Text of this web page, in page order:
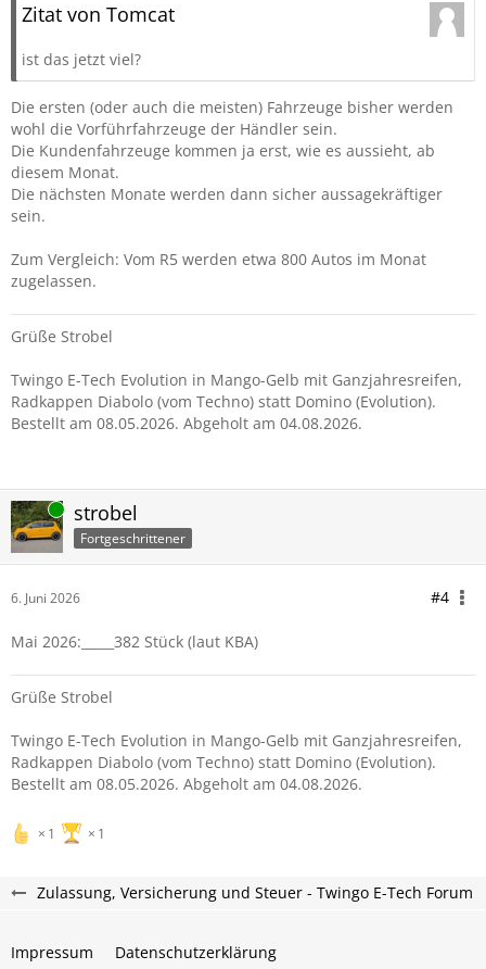
Zitat von Tomcat
ist das jetzt viel?
Die ersten (oder auch die meisten) Fahrzeuge bisher werden
wohl die Vorführfahrzeuge der Händler sein.
Die Kundenfahrzeuge kommen ja erst, wie es aussieht, ab
diesem Monat.
Die nächsten Monate werden dann sicher aussagekräftiger
sein.
Zum Vergleich: Vom R5 werden etwa 800 Autos im Monat
zugelassen.
Grüße Strobel
Twingo E-Tech Evolution in Mango-Gelb mit Ganzjahresreifen,
Radkappen Diabolo (vom Techno) statt Domino (Evolution).
Bestellt am 08.05.2026. Abgeholt am 04.08.2026.
Online strobel
Fortgeschrittener
6. Juni 2026 #4
Mai 2026:_____382 Stück (laut KBA)
Grüße Strobel
Twingo E-Tech Evolution in Mango-Gelb mit Ganzjahresreifen,
Radkappen Diabolo (vom Techno) statt Domino (Evolution).
Bestellt am 08.05.2026. Abgeholt am 04.08.2026.
1 1
Zulassung, Versicherung und Steuer - Twingo E-Tech Forum
Impressum Datenschutzerklärung